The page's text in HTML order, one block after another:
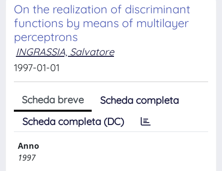
On the realization of discriminant
functions by means of multilayer
perceptrons
INGRASSIA, Salvatore
1997-01-01
Scheda breve
Scheda completa
Scheda completa (DC)
Anno
1997